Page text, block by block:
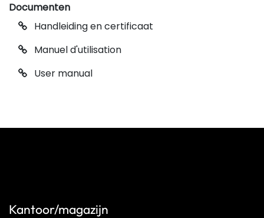
Documenten
Handleiding en certificaat
Manuel d'utilisation
User manual
Kantoor/magazijn